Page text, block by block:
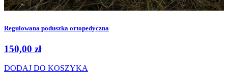
Regulowana poduszka ortopedyczna
150,00 zł
DODAJ DO KOSZYKA